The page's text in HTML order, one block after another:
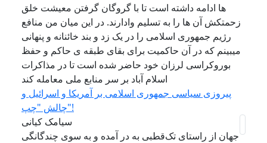
ها ادامه داشته است تا با گروگان گرفتن معیشت خلق
زحمتکش آن ها را به تسلیم وادارند. در این میان من منافع
رژیم جمهوری اسلامی را در یک زد و بند خائنانه و پنهانی
میبینم که در آن حاکمیت برای بقای طبقه ی حاکم و حفظ
بوروکراسی لرزان خود حاضر شده است تا در مذاکرات
اسلام آباد بر سر منابع ملی معامله کند
پیروزی سیاسی جمهوری اسلامی بر آمریکا و اسرائیل و
چالش "چپ"!
سیامک کیانی
جهان از راستای تک‌قطبی به در آمده و به سوی چندگانگی